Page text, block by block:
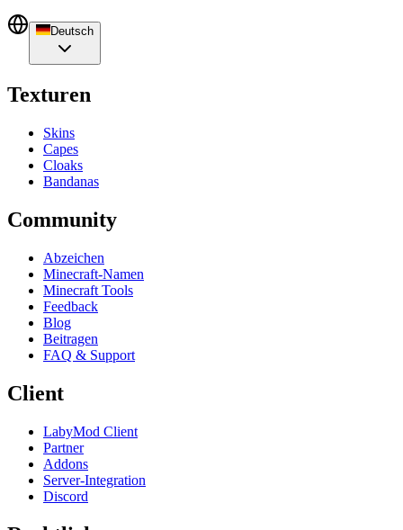
Deutsch
Texturen
Skins
Capes
Cloaks
Bandanas
Community
Abzeichen
Minecraft-Namen
Minecraft Tools
Feedback
Blog
Beitragen
FAQ & Support
Client
LabyMod Client
Partner
Addons
Server-Integration
Discord